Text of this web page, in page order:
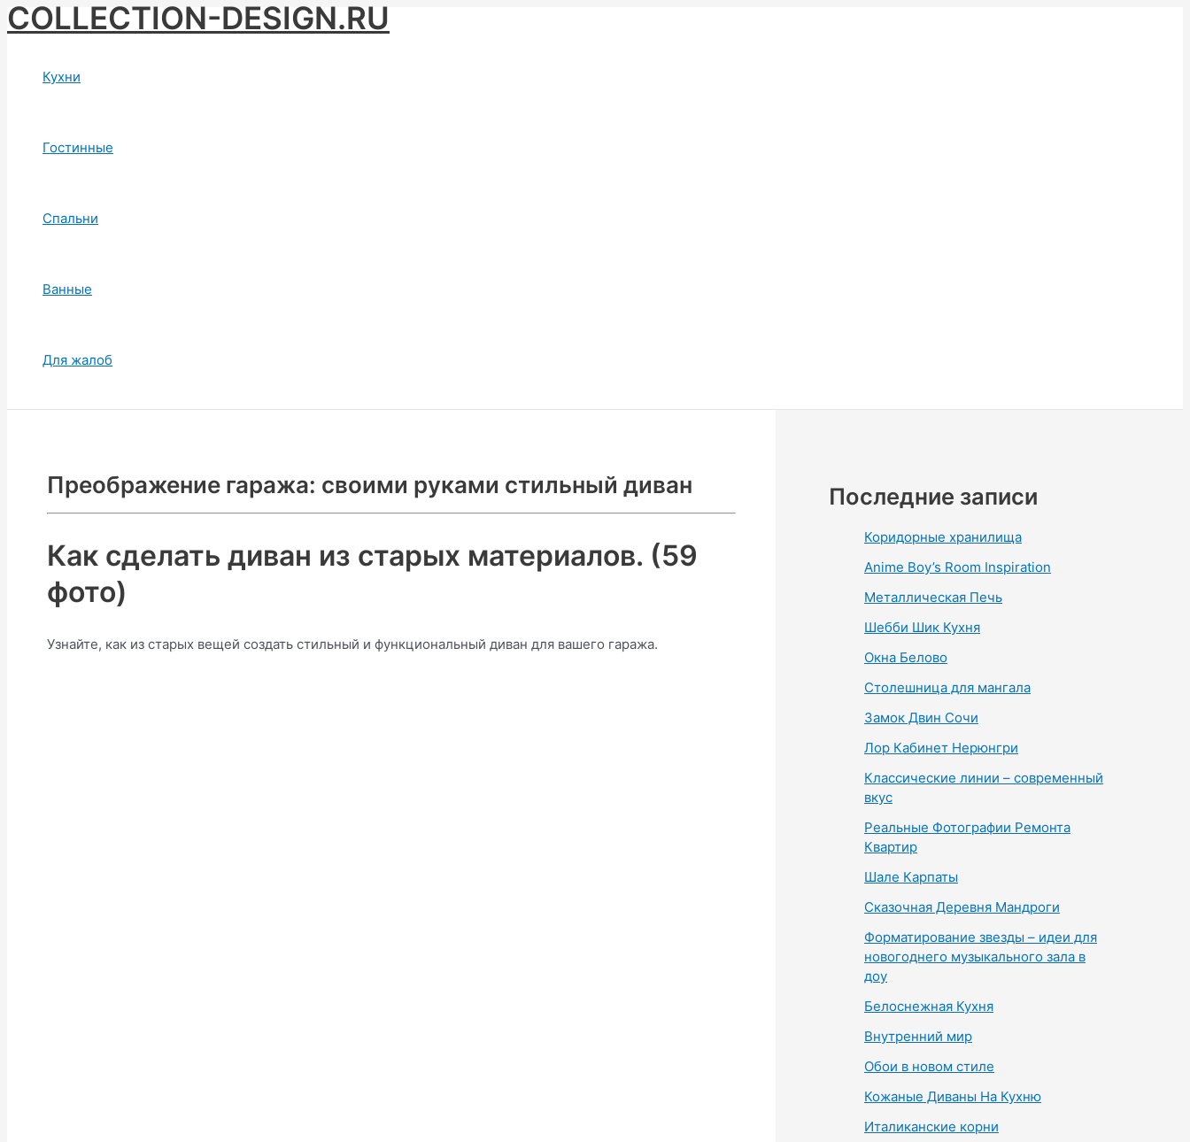
Skip
to
COLLECTION-DESIGN.RU
Кухни
Гостинные
Спальни
Ванные
Для жалоб
Преображение гаража: своими руками стильный диван
Как сделать диван из старых материалов. (59
фото)
Узнайте, как из старых вещей создать стильный и функциональный диван для вашего гаража.
Последние записи
Коридорные хранилища
Anime Boy’s Room Inspiration
Металлическая Печь
Шебби Шик Кухня
Окна Белово
Столешница для мангала
Замок Двин Сочи
Лор Кабинет Нерюнгри
Классические линии – современный
вкус
Реальные Фотографии Ремонта
Квартир
Шале Карпаты
Сказочная Деревня Мандроги
Форматирование звезды – идеи для
новогоднего музыкального зала в
доу
Белоснежная Кухня
Внутренний мир
Обои в новом стиле
Кожаные Диваны На Кухню
Италиканские корни